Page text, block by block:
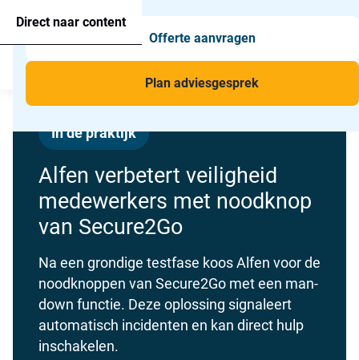
Direct naar content
Menu
Agressie alarmering
Man-down & BHV Alarmering
Voor wie
Toepassingen
Offerte aanvragen
Plan adviesgesprek
In de praktijk
Alfen verbetert veiligheid
medewerkers met noodknop
van Secure2Go
Na een grondige testfase koos Alfen voor de
noodknoppen van Secure2Go met een man-
down functie. Deze oplossing signaleert
automatisch incidenten en kan direct hulp
inschakelen.